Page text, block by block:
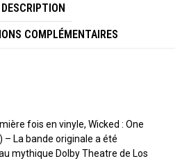
DESCRIPTION
COMPLÉMENTAIRES
fois en vinyle, Wicked : One
– La bande originale a été
mythique Dolby Theatre de Los